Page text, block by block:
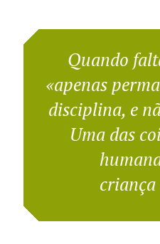
Quando
«apenas
disciplina, e
Uma das